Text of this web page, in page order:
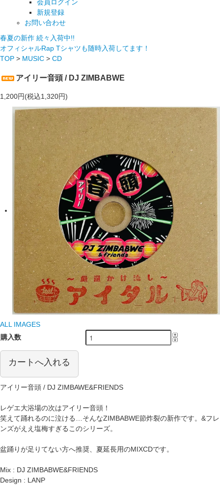
会員ログイン
新規登録
お問い合わせ
春夏の新作 続々入荷中!!
オフィシャルRap Tシャツも随時入荷してます！
TOP > MUSIC > CD
アイリー音頭 / DJ ZIMBABWE
1,200円(税込1,320円)
ALL IMAGES
購入数
カートへ入れる
アイリー音頭 / DJ ZIMBAWE&FRIENDS
レゲエ大浴場の次はアイリー音頭！
笑えて踊れるのに泣ける…そんなZIMBABWE節炸裂の新作です。&フレ
ンズがええ塩梅すぎるこのシリーズ。
盆踊りが足りてない方へ推奨、夏延長用のMIXCDです。
Mix : DJ ZIMBABWE&FRIENDS
Design : LANP